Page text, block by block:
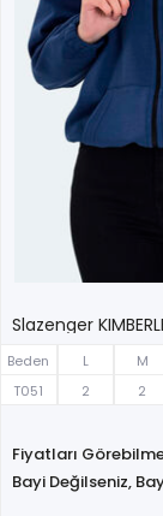
Beden L M
T051
2 2
Fiyatları
Bayi Değilseniz,